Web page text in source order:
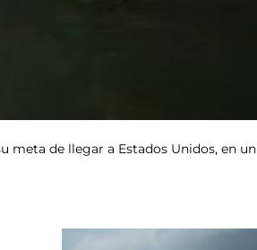
meta de llegar a Estados Unidos, en un